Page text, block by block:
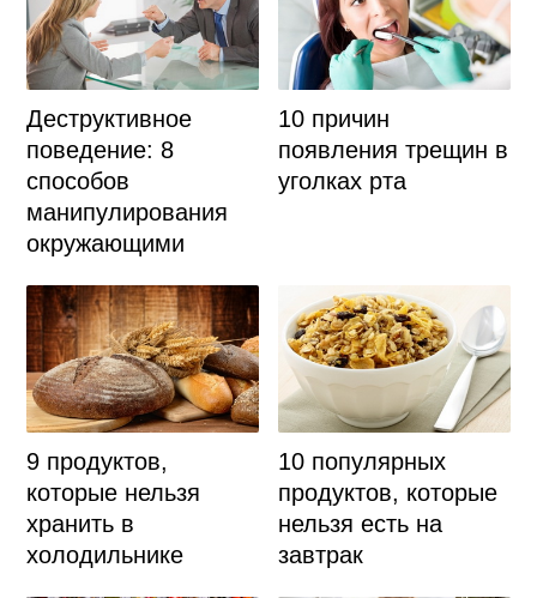
Деструктивное
поведение: 8
способов
манипулирования
окружающими
10 причин
появления трещин в
уголках рта
9 продуктов,
которые нельзя
хранить в
холодильнике
10 популярных
продуктов, которые
нельзя есть на
завтрак